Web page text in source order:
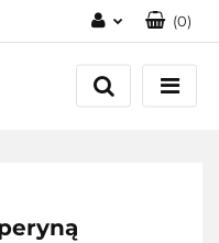
Zaloguj się
Zarejestruj się
(0)